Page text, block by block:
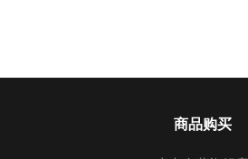
商品购买